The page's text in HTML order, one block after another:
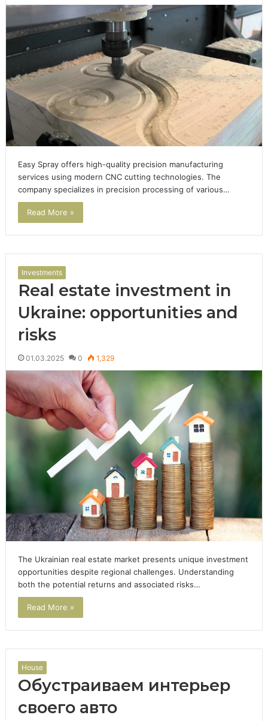
Easy Spray offers high-quality precision manufacturing
services using modern CNC cutting technologies. The
company specializes in precision processing of various…
Read More »
Investments
Real estate investment in
Ukraine: opportunities and
risks
01.03.2025 0 1,329
The Ukrainian real estate market presents unique investment
opportunities despite regional challenges. Understanding
both the potential returns and associated risks…
Read More »
House
Обустраиваем интерьер
своего авто